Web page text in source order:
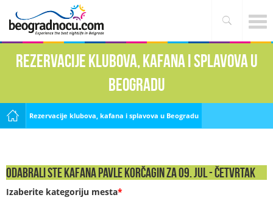
Rezervacije klubova, kafana i splavova u
Beogradu
Rezervacije klubova, kafana i splavova u Beogradu
Odabrali ste Kafana Pavle Korčagin za 09. Jul - ČETVRTAK
Izaberite kategoriju mesta*